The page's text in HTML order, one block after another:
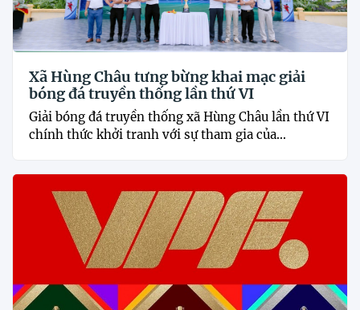
Xã Hùng Châu tưng bừng khai mạc giải
bóng đá truyền thống lần thứ VI
Giải bóng đá truyền thống xã Hùng Châu lần thứ VI
chính thức khởi tranh với sự tham gia của...